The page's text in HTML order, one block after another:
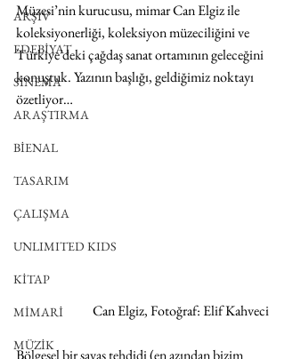
ARŞİV
EDEBİYAT
SİNEMA
ARAŞTIRMA
BİENAL
TASARIM
ÇALIŞMA
UNLIMITED KIDS
KİTAP
MİMARİ
MÜZİK
Müzesi’nin kurucusu, mimar Can Elgiz ile
koleksiyonerliği, koleksiyon müzeciliğini ve
Türkiye’deki çağdaş sanat ortamının geleceğini
konuştuk. Yazının başlığı, geldiğimiz noktayı
özetliyor…
Can Elgiz, Fotoğraf: Elif Kahveci
Bölgesel bir savaş tehdidi (en azından bizim